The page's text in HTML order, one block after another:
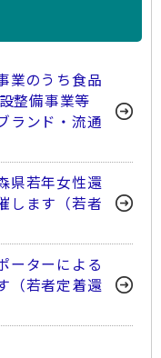
業のうち食品
整備事業等
ランド・流通
県若年女性還
します（若者
ーターによる
（若者定着還